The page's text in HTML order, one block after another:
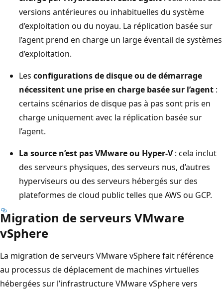
versions antérieures ou inhabituelles du système
d’exploitation ou du noyau. La réplication basée sur
l’agent prend en charge un large éventail de systèmes
d’exploitation.
Les configurations de disque ou de démarrage
nécessitent une prise en charge basée sur l’agent :
certains scénarios de disque pas à pas sont pris en
charge uniquement avec la réplication basée sur
l’agent.
La source n’est pas VMware ou Hyper-V: cela inclut
des serveurs physiques, des serveurs nus, d’autres
hyperviseurs ou des serveurs hébergés sur des
plateformes de cloud public telles que AWS ou GCP.
Migration de serveurs VMware
vSphere
La migration de serveurs VMware vSphere fait référence
au processus de déplacement de machines virtuelles
hébergées sur l’infrastructure VMware vSphere vers